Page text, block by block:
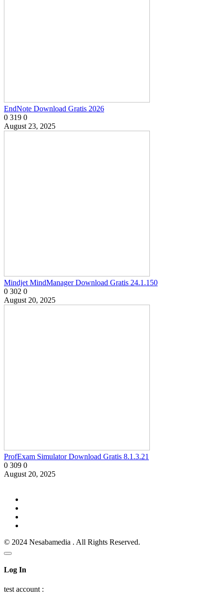
EndNote Download Gratis 2026
0 319 0
August 23, 2025
Mindjet MindManager Download Gratis 24.1.150
0 302 0
August 20, 2025
ProfExam Simulator Download Gratis 8.1.3.21
0 309 0
August 20, 2025
© 2024 Nesabamedia . All Rights Reserved.
Log In
test account :